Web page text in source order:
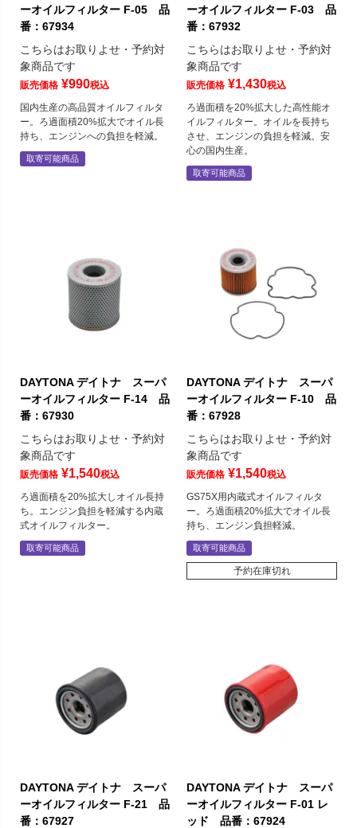
ーオイルフィルター F-05 品
番：67934
こちらはお取りよせ・予約対
象商品です
販売価格 ¥990税込
国内生産の高品質オイルフィルタ
ー。ろ過面積20%拡大でオイル長
持ち、エンジンへの負担を軽減。
取寄可能商品
ーオイルフィルター F-03 品
番：67932
こちらはお取りよせ・予約対
象商品です
販売価格 ¥1,430税込
ろ過面積を20%拡大した高性能オ
イルフィルター。オイルを長持ち
させ、エンジンの負担を軽減。安
心の国内生産。
取寄可能商品
DAYTONA デイトナ スーパ
ーオイルフィルター F-14 品
番：67930
こちらはお取りよせ・予約対
象商品です
販売価格 ¥1,540税込
ろ過面積を20%拡大しオイル長持
ち。エンジン負担を軽減する内蔵
式オイルフィルター。
取寄可能商品
DAYTONA デイトナ スーパ
ーオイルフィルター F-10 品
番：67928
こちらはお取りよせ・予約対
象商品です
販売価格 ¥1,540税込
GS75X用内蔵式オイルフィルタ
ー。ろ過面積20%拡大でオイル長
持ち、エンジン負担軽減。
取寄可能商品
予約在庫切れ
DAYTONA デイトナ スーパ
ーオイルフィルター F-21 品
番：67927
DAYTONA デイトナ スーパ
ーオイルフィルター F-01 レ
ッド 品番：67924